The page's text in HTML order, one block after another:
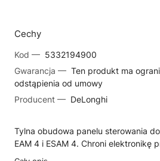
Cechy
Kod — 5332194900
Gwarancja — Ten produkt ma
odstąpienia od umowy
Producent — DeLonghi
Tylna obudowa panelu sterowania
EAM 4 i ESAM 4. Chroni elektronikę